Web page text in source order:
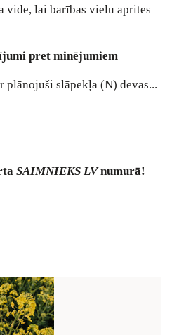
vide, lai barības vielu aprites
pret minējumiem
plānojuši slāpekļa (N) devas...
SAIMNIEKS LVnumurā!